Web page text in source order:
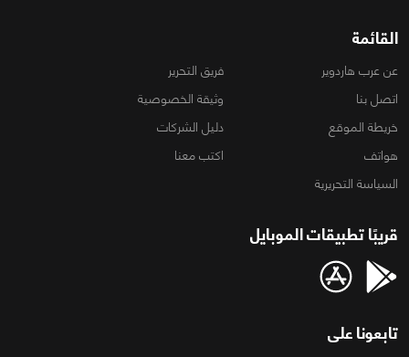
القائمة
عن عرب هاردوير
فريق التحرير
اتصل بنا
وثيقة الخصوصية
خريطة الموقع
دليل الشركات
هواتف
اكتب معنا
السياسة التحريرية
قريبًا تطبيقات الموبايل
تابعونا على